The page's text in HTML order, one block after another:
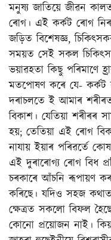
মনুষ্য জাতিয়ে জীৱন
ৰোগ। এই কৰ্কট ৰোগ
জড়িত বিশেষজ্ঞ,
সময়ত সেই সকল চিকিৎসা
ভয়াৱহতা কিছু পৰিমাণে
মতপোষণ কৰে যে- কৰ্কট
দৰাচলতে ই আমাৰ শৰীৰত
বিকাশ। যেতিয়া শৰীৰৰ
হয়; তেতিয়া এই ৰোগ
নাযায় ইয়াৰ পৰিৱৰ্তে
এই দুৰাৰোগ্য ৰোগ বিধ
চৰকাৰে আঁচনি ৰূপায়ণ
কৰিছে। যদিও সহজ
ক্ষেত্ৰত সকলো বিফল
কোনো প্ৰয়োজন নাই।